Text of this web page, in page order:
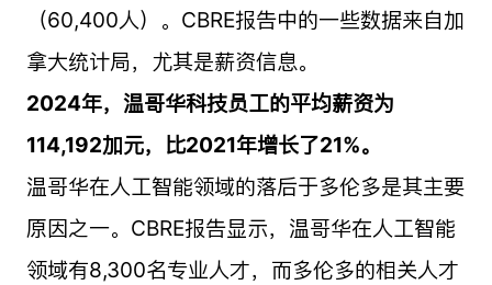
（60,400人）。CBRE报告中的一些数据来自加
拿大统计局，尤其是薪资信息。
2024年，温哥华科技员工的平均薪资为
114,192加元，比2021年增长了21%。
温哥华在人工智能领域的落后于多伦多是其主要
原因之一。CBRE报告显示，温哥华在人工智能
领域有8,300名专业人才，而多伦多的相关人才